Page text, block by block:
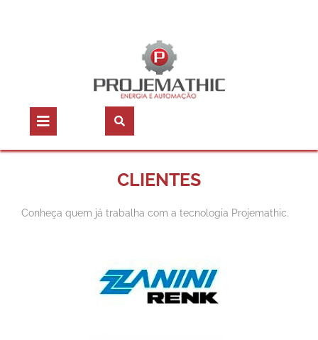
CLIENTES
Conheça quem já trabalha com a tecnologia Projemathic.